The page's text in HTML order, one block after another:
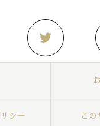
シー この